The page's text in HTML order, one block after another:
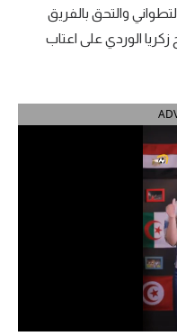
والتحق بالفريق
زكريا الوردي على اعتاب